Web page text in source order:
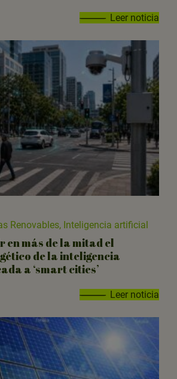
Leer noticia
Renovables, Inteligencia artificial
en más de la mitad el
de la inteligencia
a ‘smart cities’
Leer noticia